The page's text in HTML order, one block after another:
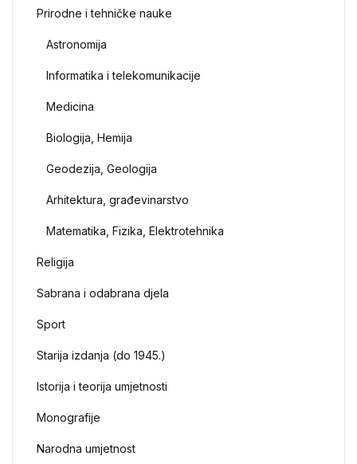
Prirodne i tehničke nauke
Astronomija
Informatika i telekomunikacije
Medicina
Biologija, Hemija
Geodezija, Geologija
Arhitektura, građevinarstvo
Matematika, Fizika, Elektrotehnika
Religija
Sabrana i odabrana djela
Sport
Starija izdanja (do 1945.)
Istorija i teorija umjetnosti
Monografije
Narodna umjetnost